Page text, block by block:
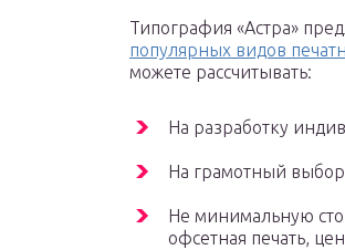
Типография «Астра»
популярных видов
можете рассчитывать:
На разработку
На грамотный
Не минимальную
офсетная печать,